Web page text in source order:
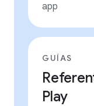
app
GUÍAS
Play